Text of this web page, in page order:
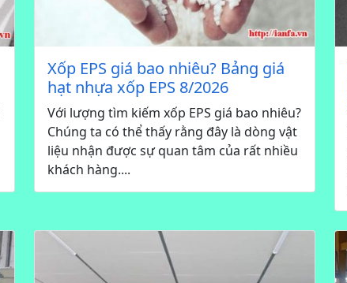
Xốp EPS giá bao nhiêu? Bảng giá
hạt nhựa xốp EPS 8/2026
Với lượng tìm kiếm xốp EPS giá bao nhiêu?
Chúng ta có thể thấy rằng đây là dòng vật
liệu nhận được sự quan tâm của rất nhiều
khách hàng....